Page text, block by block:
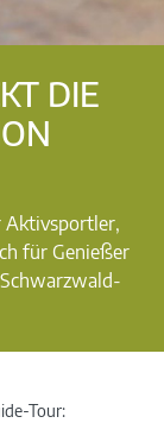
DIE
Aktivsportler,
für Genießer
Tour: